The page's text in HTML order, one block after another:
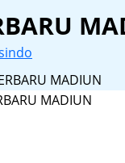
MADIUN
MADIUN